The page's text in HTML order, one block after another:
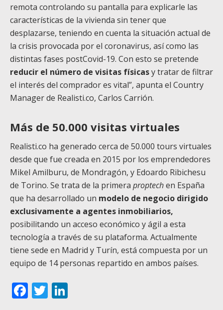
remota controlando su pantalla para explicarle las
características de la vivienda sin tener que
desplazarse, teniendo en cuenta la situación actual de
la crisis provocada por el coronavirus, así como las
distintas fases postCovid-19. Con esto se pretende
reducir el número de visitas físicasy tratar de filtrar
el interés del comprador es vital”, apunta el Country
Manager de Realisti.co, Carlos Carrión.
Más de 50.000 visitas virtuales
Realisti.co ha generado cerca de 50.000 tours virtuales
desde que fue creada en 2015 por los emprendedores
Mikel Amilburu, de Mondragón, y Edoardo Ribichesu
de Torino. Se trata de la primera proptechen España
que ha desarrollado un modelo de negocio dirigido
exclusivamente a agentes inmobiliarios,
posibilitando un acceso económico y ágil a esta
tecnología a través de su plataforma. Actualmente
tiene sede en Madrid y Turín, está compuesta por un
equipo de 14 personas repartido en ambos países.
Facebook
Twitter